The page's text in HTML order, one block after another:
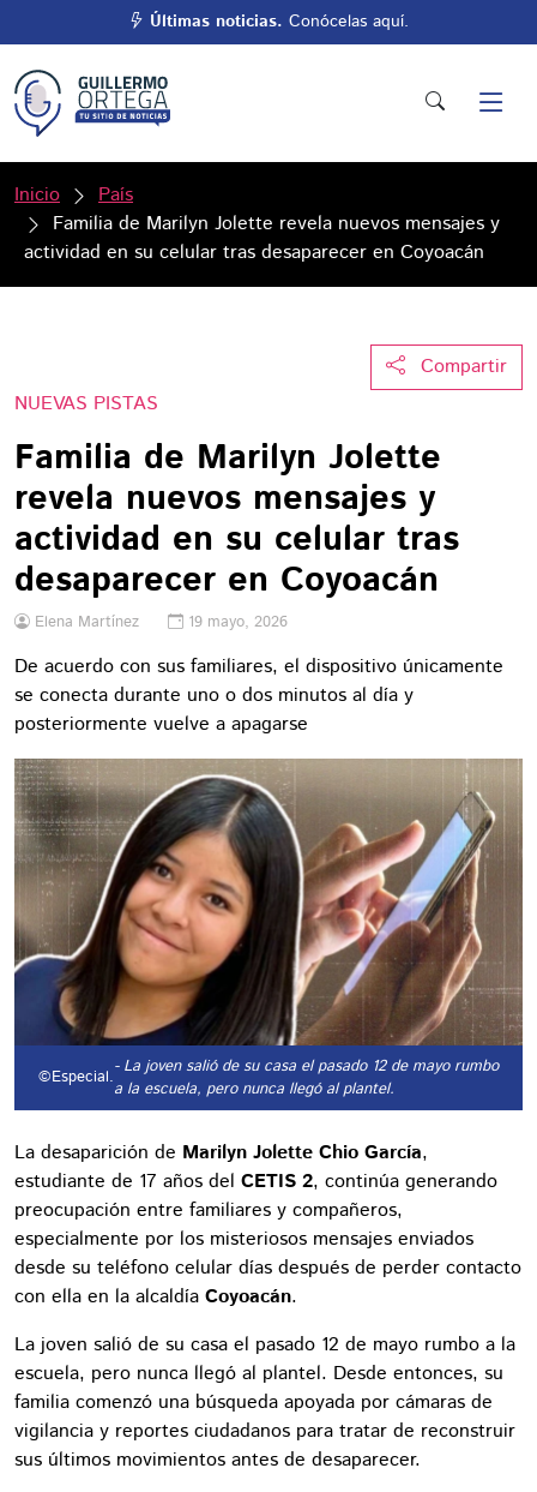
Últimas noticias. Conócelas aquí.
Inicio
País
Familia de Marilyn Jolette revela nuevos mensajes y
actividad en su celular tras desaparecer en Coyoacán
Compartir
NUEVAS PISTAS
Familia de Marilyn Jolette
revela nuevos mensajes y
actividad en su celular tras
desaparecer en Coyoacán
Elena Martínez 19 mayo, 2026
De acuerdo con sus familiares, el dispositivo únicamente
se conecta durante uno o dos minutos al día y
posteriormente vuelve a apagarse
©Especial.- La joven salió de su casa el pasado 12 de mayo rumbo
a la escuela, pero nunca llegó al plantel.
La desaparición de Marilyn Jolette Chio García,
estudiante de 17 años del CETIS 2, continúa generando
preocupación entre familiares y compañeros,
especialmente por los misteriosos mensajes enviados
desde su teléfono celular días después de perder contacto
con ella en la alcaldía Coyoacán.
La joven salió de su casa el pasado 12 de mayo rumbo a la
escuela, pero nunca llegó al plantel. Desde entonces, su
familia comenzó una búsqueda apoyada por cámaras de
vigilancia y reportes ciudadanos para tratar de reconstruir
sus últimos movimientos antes de desaparecer.